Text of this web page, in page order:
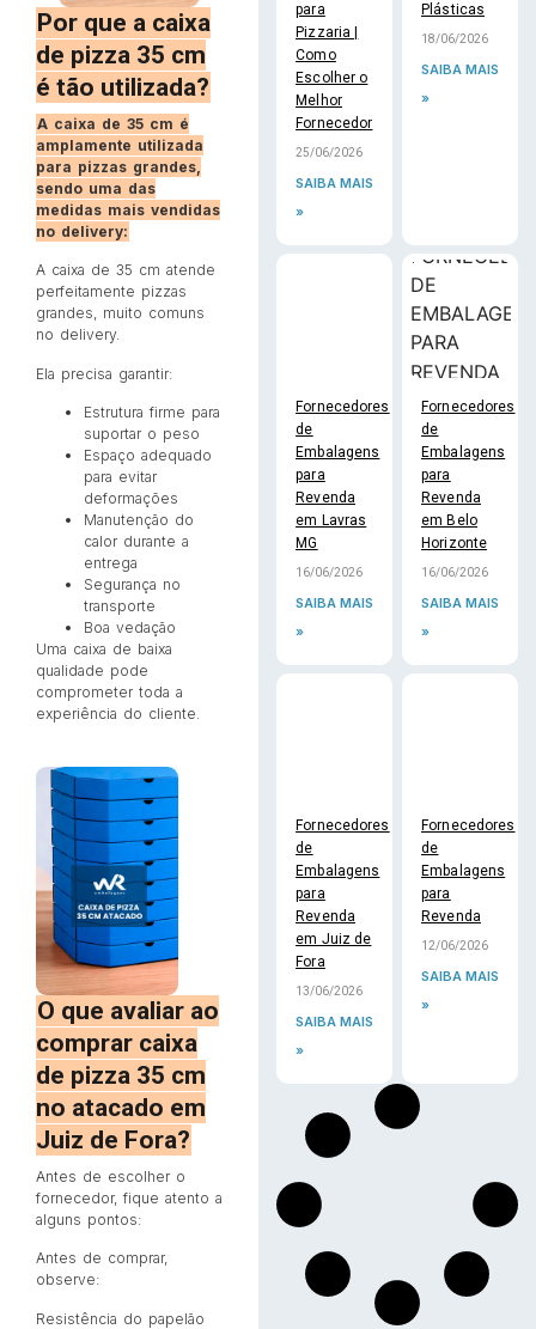
Por que a caixa
de pizza 35 cm
é tão utilizada?
A caixa de 35 cm é
amplamente utilizada
para pizzas grandes,
sendo uma das
medidas mais vendidas
no delivery:
A caixa de 35 cm atende
perfeitamente pizzas
grandes, muito comuns
no delivery.
Ela precisa garantir:
Estrutura firme para
suportar o peso
Espaço adequado
para evitar
deformações
Manutenção do
calor durante a
entrega
Segurança no
transporte
Boa vedação
Uma caixa de baixa
qualidade pode
comprometer toda a
experiência do cliente.
O que avaliar ao
comprar caixa
de pizza 35 cm
no atacado em
Juiz de Fora?
Antes de escolher o
fornecedor, fique atento a
alguns pontos:
Antes de comprar,
observe:
Resistência do papelão
para
Pizzaria |
Como
Escolher o
Melhor
Fornecedor
25/06/2026
SAIBA MAIS
»
Plásticas
18/06/2026
SAIBA MAIS
»
Fornecedores
de
Embalagens
para
Revenda
em Lavras
MG
16/06/2026
SAIBA MAIS
»
Fornecedores
de
Embalagens
para
Revenda
em Belo
Horizonte
16/06/2026
SAIBA MAIS
»
Fornecedores
de
Embalagens
para
Revenda
em Juiz de
Fora
13/06/2026
SAIBA MAIS
»
Fornecedores
de
Embalagens
para
Revenda
12/06/2026
SAIBA MAIS
»